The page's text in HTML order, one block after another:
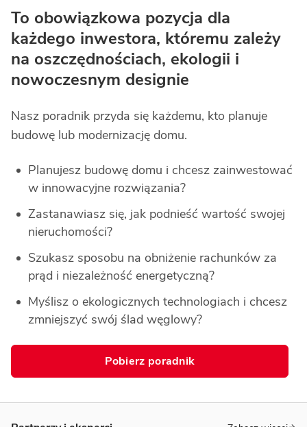
To obowiązkowa pozycja dla
każdego inwestora, któremu zależy
na oszczędnościach, ekologii i
nowoczesnym designie
Nasz poradnik przyda się każdemu, kto planuje
budowę lub modernizację domu.
Planujesz budowę domu i chcesz zainwestować
w innowacyjne rozwiązania?
Zastanawiasz się, jak podnieść wartość swojej
nieruchomości?
Szukasz sposobu na obniżenie rachunków za
prąd i niezależność energetyczną?
Myślisz o ekologicznych technologiach i chcesz
zmniejszyć swój ślad węglowy?
Pobierz poradnik